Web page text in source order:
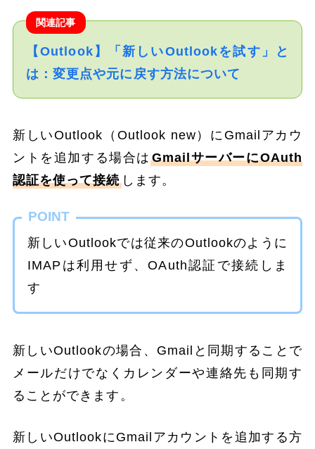
関連記事
【Outlook】「新しいOutlookを試す」と
は：変更点や元に戻す方法について
新しいOutlook（Outlook new）にGmailアカウ
ントを追加する場合は GmailサーバーにOAuth
認証を使って接続します。
POINT
新しいOutlookでは従来のOutlookのように
IMAPは利用せず、OAuth認証で接続しま
す
新しいOutlookの場合、Gmailと同期することで
メールだけでなくカレンダーや連絡先も同期す
ることができます。
新しいOutlookにGmailアカウントを追加する方